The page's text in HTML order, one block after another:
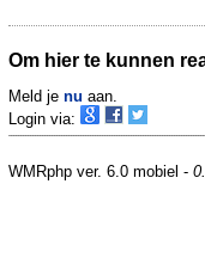
Om hier te kunnen
Meld je nu aan.
Login via:
WMRphp ver. 6.0 mobiel -